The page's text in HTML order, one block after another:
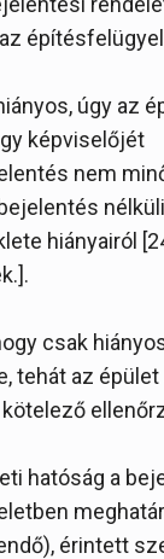
úgy az
képviselőjét
nem
hiányairól
csak
tehát az
hatóság a
érintett